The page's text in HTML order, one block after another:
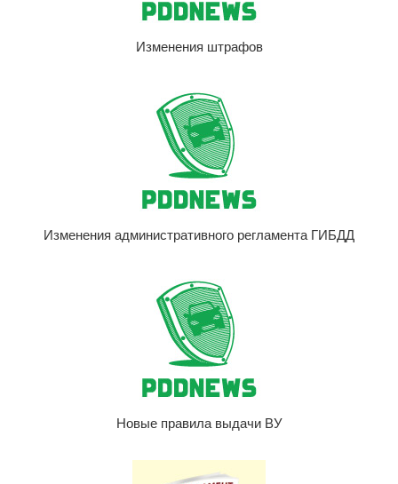
Изменения штрафов
Изменения административного регламента ГИБДД
Новые правила выдачи ВУ